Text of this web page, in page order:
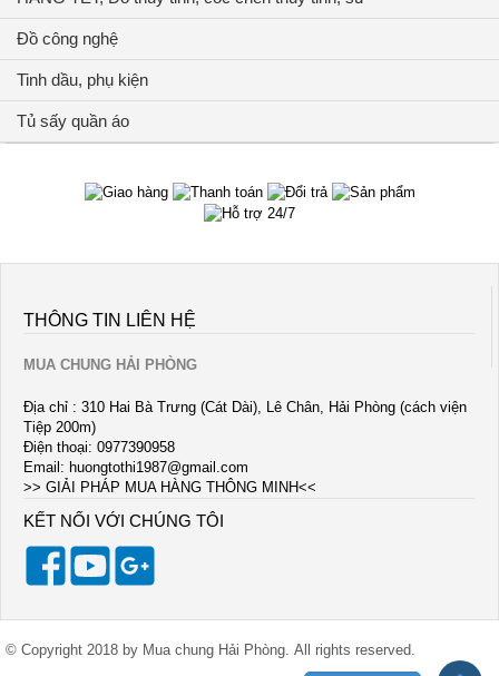
Đồ công nghệ
Tinh dầu, phụ kiện
Tủ sấy quần áo
THÔNG TIN LIÊN HỆ
MUA CHUNG HẢI PHÒNG
Địa chỉ : 310 Hai Bà Trưng (Cát Dài), Lê Chân, Hải Phòng (cách viện
Tiệp 200m)
Điện thoại: 0977390958
Email: huongtothi1987@gmail.com
>> GIẢI PHÁP MUA HÀNG THÔNG MINH<<
KẾT NỐI VỚI CHÚNG TÔI
© Copyright 2018 by Mua chung Hải Phòng. All rights reserved.